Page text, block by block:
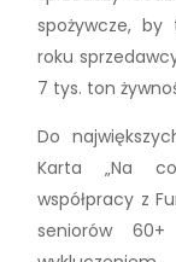
spożywcze,
roku
7 tys. ton
Do
Karta „Na
współpracy z
seniorów